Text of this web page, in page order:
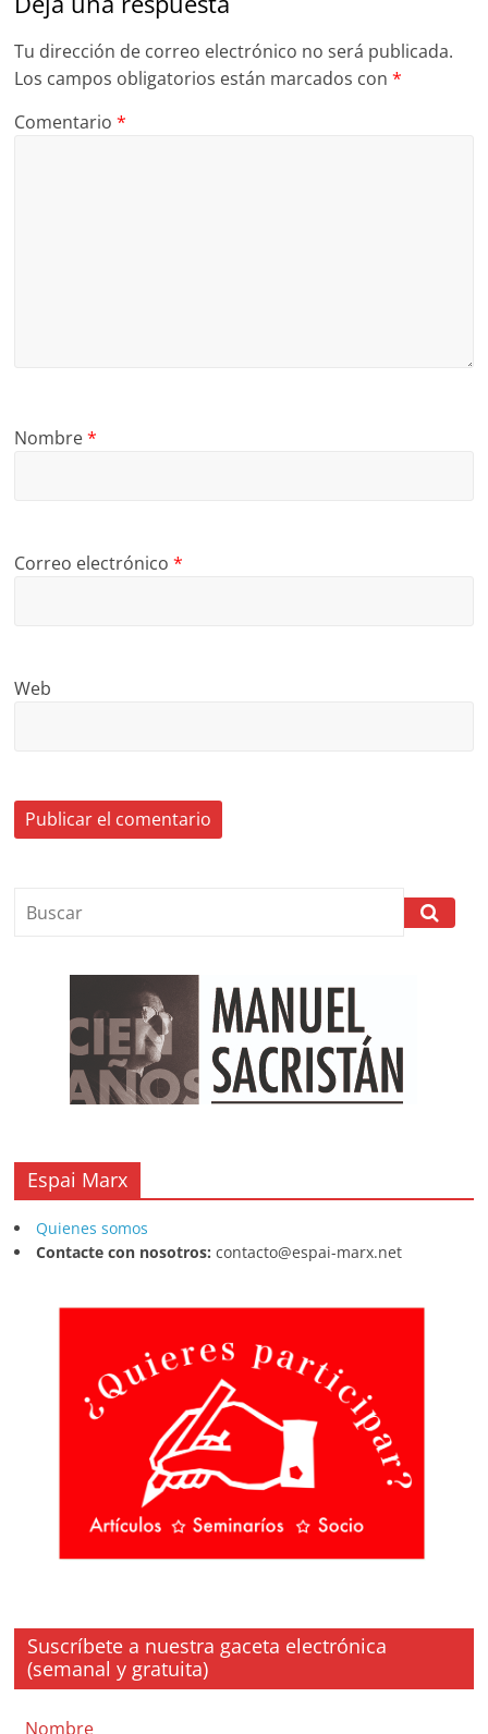
Tu dirección de correo electrónico no será publicada.
Los campos obligatorios están marcados con*
Comentario*
Nombre*
Correo electrónico*
Web
Espai Marx
Quienes somos
Contacte con nosotros: contacto@espai-marx.net
Suscríbete a nuestra gaceta electrónica
(semanal y gratuita)
Nombre